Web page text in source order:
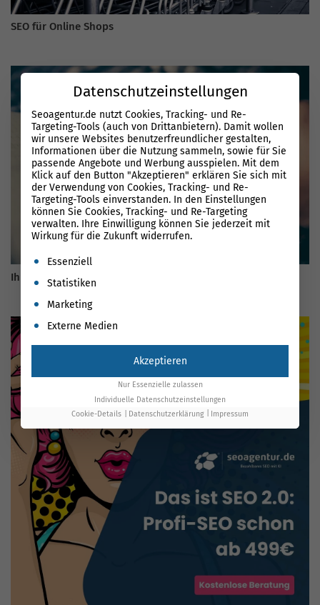
SEO für Online Shops
Ihre ultimative SEO-Checkliste: Erfolg leicht gemacht
Datenschutzeinstellungen
Seoagentur.de nutzt Cookies, Tracking- und Re-
Targeting-Tools (auch von Drittanbietern). Damit wollen
wir unsere Websites benutzerfreundlicher gestalten,
Informationen über die Nutzung sammeln, sowie für Sie
passende Angebote und Werbung ausspielen. Mit dem
Klick auf den Button "Akzeptieren" erklären Sie sich mit
der Verwendung von Cookies, Tracking- und Re-
Targeting-Tools einverstanden. In den Einstellungen
können Sie Cookies, Tracking- und Re-Targeting
verwalten. Ihre Einwilligung können Sie jederzeit mit
Wirkung für die Zukunft widerrufen.
Es folgt eine Liste der Service-Gruppen, für die eine
Essenziell
Statistiken
Marketing
Externe Medien
Akzeptieren
Nur Essenzielle zulassen
Individuelle Datenschutzeinstellungen
Cookie-Details
Datenschutzerklärung Impressum